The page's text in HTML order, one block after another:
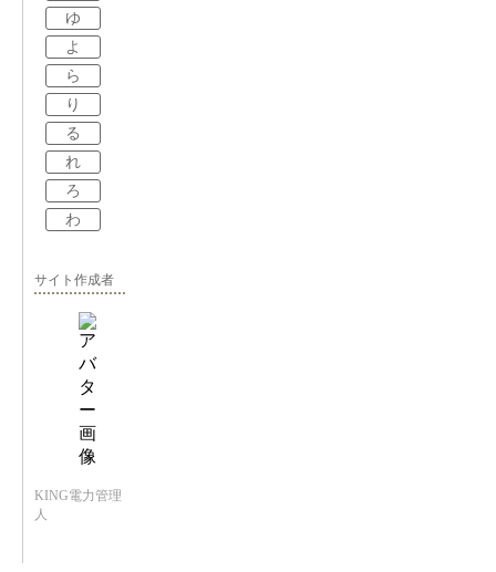
ゆ
よ
ら
り
る
れ
ろ
わ
サイト作成者
KING電力管理
人